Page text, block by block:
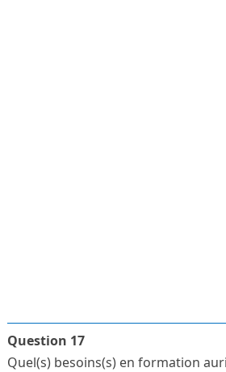
Question 17
Quel(s) besoins(s) en formation